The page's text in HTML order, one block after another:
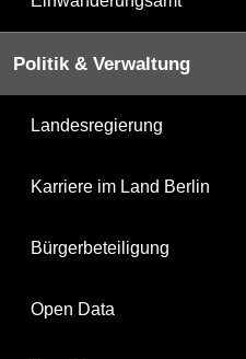
Politik & Verwaltung
Landesregierung
Karriere im Land Berlin
Bürgerbeteiligung
Open Data